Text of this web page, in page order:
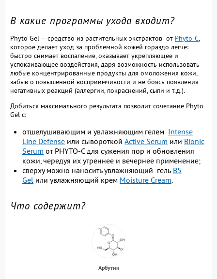
В какие программы ухода входит?
Phyto Gel — средство из растительных экстрактов от Phyto-C,
которое делает уход за проблемной кожей гораздо легче:
быстро снимает воспаление, оказывает укрепляющее и
успокаивающее воздействия, даря возможность использовать
любые концентрированные продукты для омоложения кожи,
забыв о повышенной восприимчивости и не боясь появления
негативных реакций (аллергии, покраснений, сыпи и т.д.).
Добиться максимального результата позволит сочетание Phyto
Gel с:
отшелушивающим и увлажняющим гелем Intense
Line Defense или сывороткой Active Serum или Bionic
Serum от PHYTO-C для сужения пор и обновления
кожи, чередуя их утреннее и вечернее применение;
сверху можно наносить увлажняющий гель B5
Gel или увлажняющий крем Moisture Cream.
Что содержит?
Арбутин